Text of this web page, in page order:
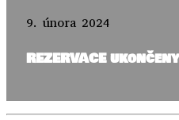
9. února 2024
REZERVACE ukončeny